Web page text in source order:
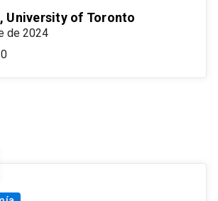
University of Toronto
de 2024